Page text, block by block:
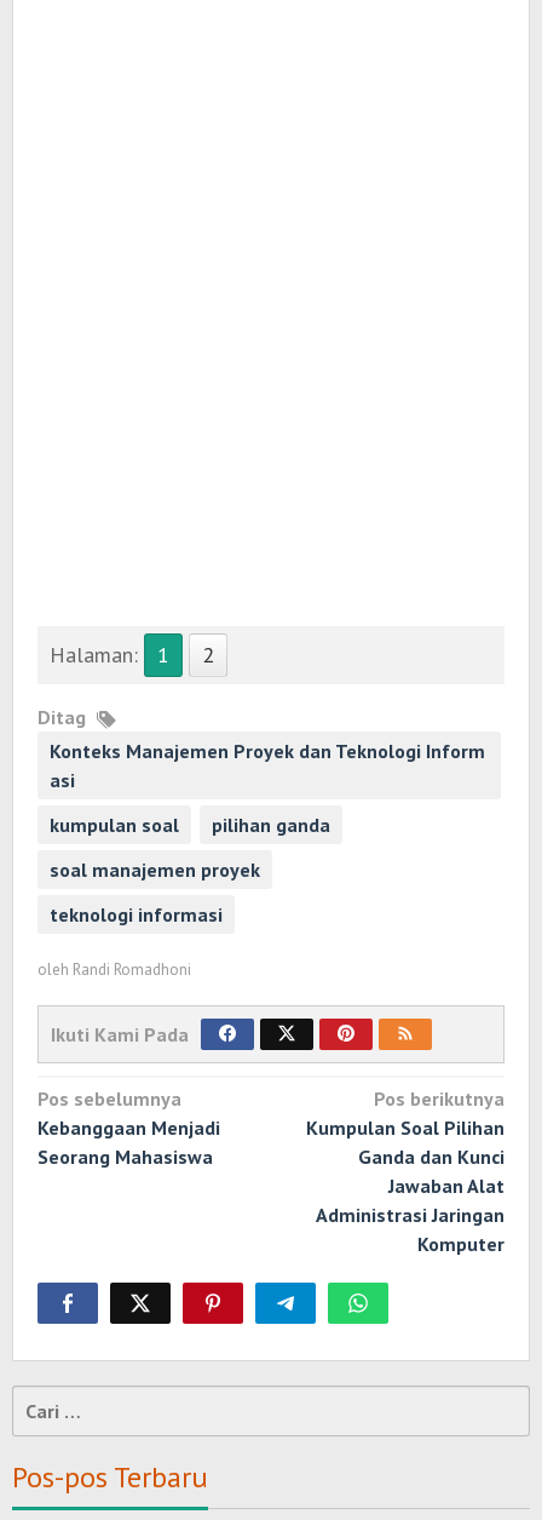
Halaman: 1 2
Ditag
Konteks Manajemen Proyek dan Teknologi Inform
asi
kumpulan soal
pilihan ganda
soal manajemen proyek
teknologi informasi
oleh Randi Romadhoni
Ikuti Kami Pada
Navigasi
pos
Pos sebelumnya
Kebanggaan Menjadi
Seorang Mahasiswa
Pos berikutnya
Kumpulan Soal Pilihan
Ganda dan Kunci
Jawaban Alat
Administrasi Jaringan
Komputer
Cari
untuk:
Pos-pos Terbaru